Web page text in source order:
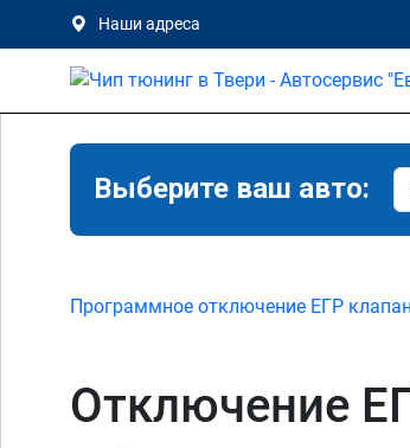
Наши адреса
Выберите ваш авто:
Программное отключение ЕГР
Отключение